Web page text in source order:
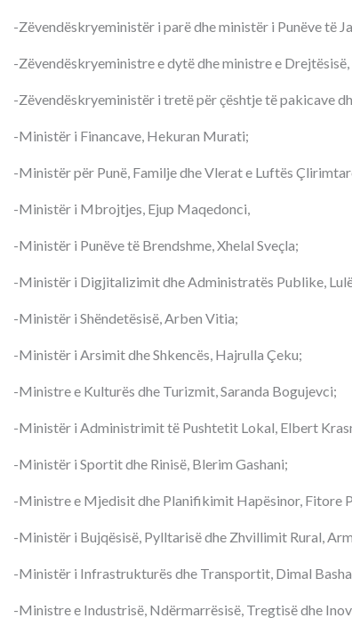
-Zëvendëskryeministër i parë dhe ministër i Punëve të
-Zëvendëskryeministre e dytë dhe ministre e
-Zëvendëskryeministër i tretë për çështje të pakicave
-Ministër i Financave, Hekuran Murati;
-Ministër për Punë, Familje dhe Vlerat e Luftës
-Ministër i Mbrojtjes, Ejup Maqedonci,
-Ministër i Punëve të Brendshme, Xhelal Sveçla;
-Ministër i Digjitalizimit dhe Administratës Publike,
-Ministër i Shëndetësisë, Arben Vitia;
-Ministër i Arsimit dhe Shkencës, Hajrulla Çeku;
-Ministre e Kulturës dhe Turizmit, Saranda Bogujevci;
-Ministër i Administrimit të Pushtetit Lokal, Elbert
-Ministër i Sportit dhe Rinisë, Blerim Gashani;
-Ministre e Mjedisit dhe Planifikimit Hapësinor, Fitore
-Ministër i Bujqësisë, Pylltarisë dhe Zhvillimit Rural,
-Ministër i Infrastrukturës dhe Transportit, Dimal
-Ministre e Industrisë, Ndërmarrësisë, Tregtisë dhe